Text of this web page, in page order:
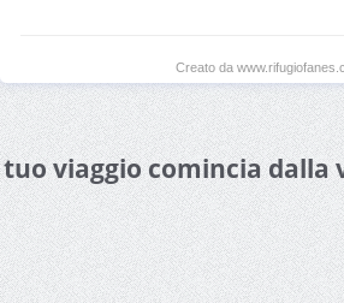
Creato da
viaggio comincia dalla